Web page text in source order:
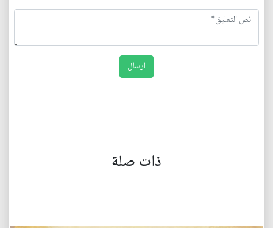
ذات صلة